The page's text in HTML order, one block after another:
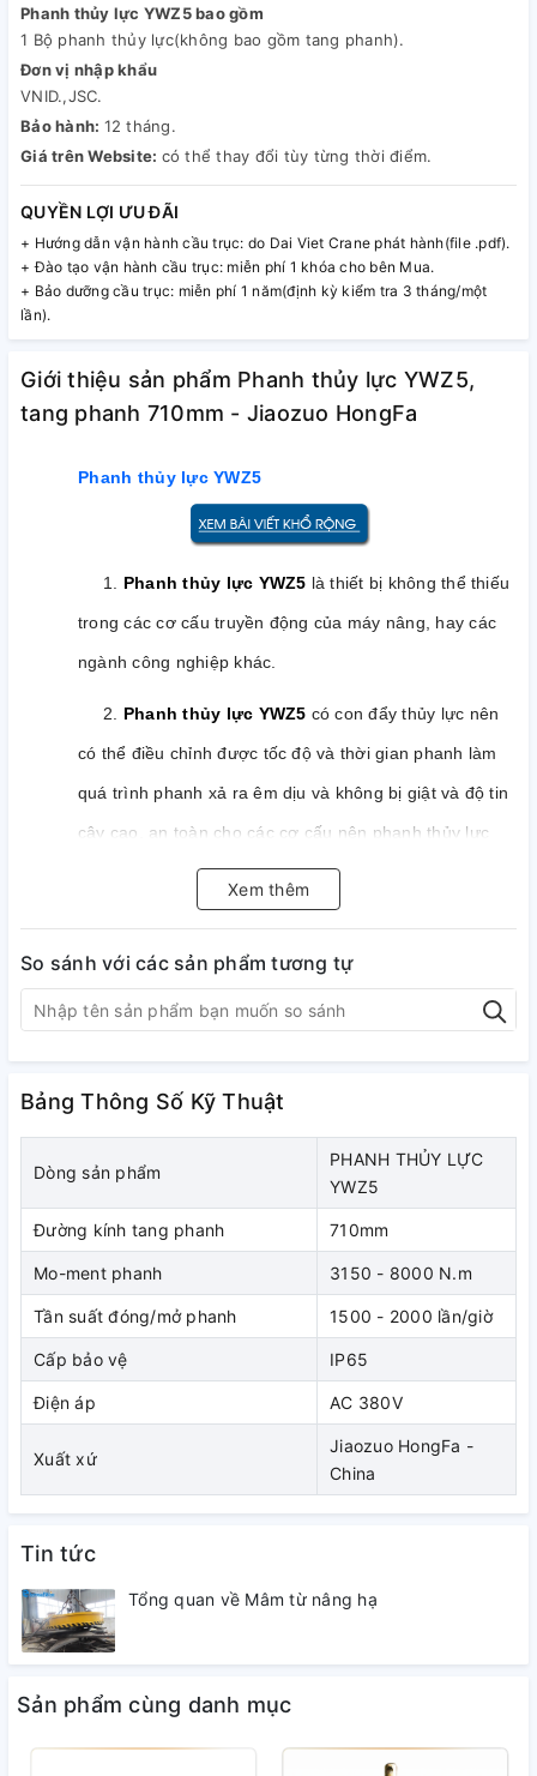
Phanh thủy lực YWZ5 bao gồm
1 Bộ phanh thủy lực(không bao gồm tang phanh).
Đơn vị nhập khẩu
VNID.,JSC.
Bảo hành: 12 tháng.
Giá trên Website: có thể thay đổi tùy từng thời điểm.
QUYỀN LỢI ƯU ĐÃI
+ Hướng dẫn vận hành cầu trục: do Dai Viet Crane phát hành(file .pdf).
+ Đào tạo vận hành cầu trục: miễn phí 1 khóa cho bên Mua.
+ Bảo dưỡng cầu trục: miễn phí 1 năm(định kỳ kiểm tra 3 tháng/một
lần).
Giới thiệu sản phẩm Phanh thủy lực YWZ5,
tang phanh 710mm - Jiaozuo HongFa
Phanh thủy lực YWZ5
1. Phanh thủy lực YWZ5 là thiết bị không thể thiếu
trong các cơ cấu truyền động của máy nâng, hay các
ngành công nghiệp khác.
2. Phanh thủy lực YWZ5 có con đẩy thủy lực nên
có thể điều chỉnh được tốc độ và thời gian phanh làm
quá trình phanh xả ra êm dịu và không bị giật và độ tin
cậy cao, an toàn cho các cơ cấu nên phanh thủy lực
ngày càng được áp dụng rộng rãi thay thế dần các loại
phanh kiểu đối trọng và phanh điện từ cũ.
3.Phanh thủy lựcchia ra làm 2 dòng cơ
bản:Phanh thủy lực kiểu tang đĩa
Thời gian đóng mở phanh từ 2 - 3 giây.
5. Mo-men phanh trong khoảng từ: 50 – 8000 N.m.
Hãng sản xuất phanh thủy lực YWZ5 Hongfa -
China
1.
chuyên nghiệp, thành lập từ năm 1998. Với triết lý
"Chất lượng là cuộc sống của công ty", qua đo khẳng
cao & giá cả hợp lý.
2.Phanh thủy lực YWZ5do Jiaozuo Hongfa Brake
sản xuất luôn đảm bảo chất lượng và tiêu chuẩn quốc
tế.
Xem thêm
So sánh với các sản phẩm tương tự
Bảng Thông Số Kỹ Thuật
Dòng sản phẩm
PHANH THỦY LỰC
YWZ5
Đường kính tang phanh 710mm
Mo-ment phanh 3150 - 8000 N.m
Tần suất đóng/mở phanh 1500 - 2000 lần/giờ
Cấp bảo vệ IP65
Điện áp AC 380V
Xuất xứ
Jiaozuo HongFa -
China
Tin tức
Tổng quan về Mâm từ nâng hạ
Sản phẩm cùng danh mục